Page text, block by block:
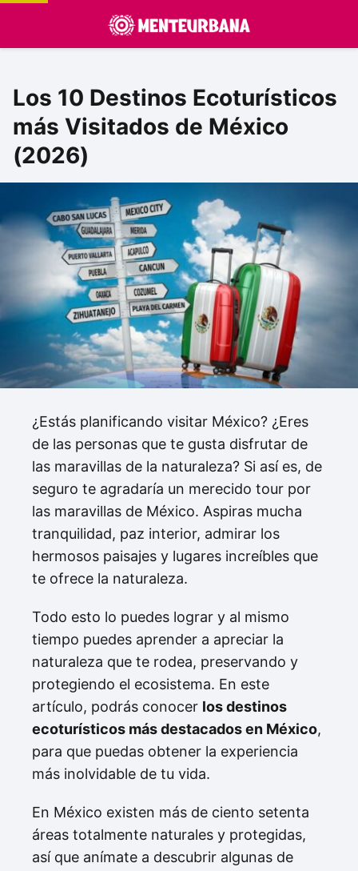
Los 10 Destinos Ecoturísticos
más Visitados de México
(2026)
¿Estás planificando visitar México? ¿Eres
de las personas que te gusta disfrutar de
las maravillas de la naturaleza? Si así es, de
seguro te agradaría un merecido tour por
las maravillas de México. Aspiras mucha
tranquilidad, paz interior, admirar los
hermosos paisajes y lugares increíbles que
te ofrece la naturaleza.
Todo esto lo puedes lograr y al mismo
tiempo puedes aprender a apreciar la
naturaleza que te rodea, preservando y
protegiendo el ecosistema. En este
artículo, podrás conocer los destinos
ecoturísticos más destacados en México,
para que puedas obtener la experiencia
más inolvidable de tu vida.
En México existen más de ciento setenta
áreas totalmente naturales y protegidas,
así que anímate a descubrir algunas de